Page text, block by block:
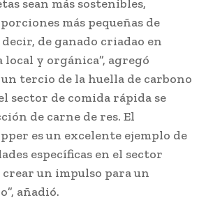
sean más sostenibles,
más pequeñas de
decir, de ganado criadao en
local y orgánica”, agregó
un tercio de la huella de carbono
sector de comida rápida se
de carne de res. El
es un excelente ejemplo de
específicas en el sector
un impulso para un
añadió.